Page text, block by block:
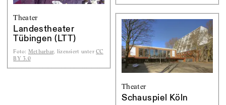
Theater
Landestheater
Tübingen (LTT)
Foto: Metbarbar, lizensiert unterCC
BY 3.0
Theater
Schauspiel Köln